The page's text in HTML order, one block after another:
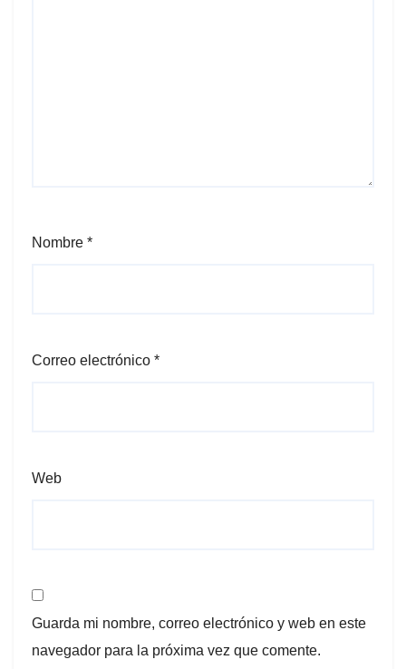
Nombre *
Correo electrónico *
Web
Guarda mi nombre, correo electrónico y web en este
navegador para la próxima vez que comente.